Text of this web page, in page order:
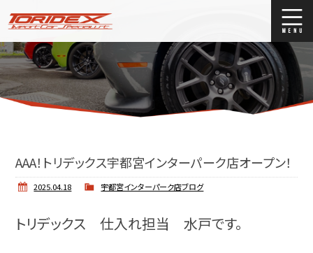
ブログ
Stock list
ストックリスト
Shop Info.
店舗紹介
AAA！トリデックス宇都宮インターパーク店オープン！
2025.04.18 宇都宮インターパーク店ブログ
トリデックス 仕入れ担当 水戸です。